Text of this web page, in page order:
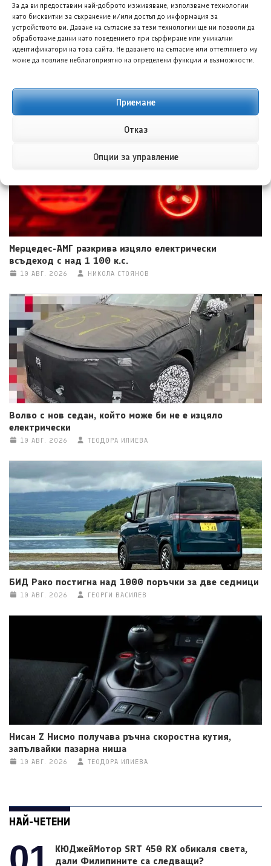
За да ви предоставим най-доброто изживяване, използваме технологии
като бисквитки за съхранение и/или достъп до информация за
устройството ви. Даване на съгласие за тези технологии ще ни позволи да
обработваме данни като поведението при сърфиране или уникални
идентификатори на това сайта. Не даването на съгласие или оттеглянето му
може да повлияе неблагоприятно на определени функции и възможности.
Приемане
Отказ
Опции за управление
говори и паркира сам
ТЕОДОРА ИЛИЕВА
Мерцедес-АМГ разкрива изцяло електрически
всъдеход с над 1 100 к.с.
10 АВГ. 2026 НИКОЛА СТОЯНОВ
Волво с нов седан, който може би не е изцяло
електрически
10 АВГ. 2026 ТЕОДОРА ИЛИЕВА
БИД Рако постигна над 1000 поръчки за две седмици
10 АВГ. 2026 ГЕОРГИ ВАСИЛЕВ
Нисан Z Нисмо получава ръчна скоростна кутия,
запълвайки пазарна ниша
10 АВГ. 2026 ТЕОДОРА ИЛИЕВА
НАЙ-ЧЕТЕНИ
КЮДжейМотор SRT 450 RX обикаля света,
дали Филипините са следващи?